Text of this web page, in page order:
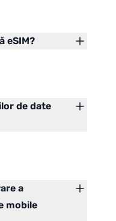
eSIM?
de date
a
mobile